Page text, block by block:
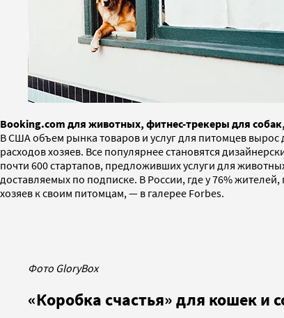
Booking.com для животных, фитнес-трекеры для
В США объем рынка товаров и услуг для питомцев
расходов хозяев. Все популярнее становятся
почти 600 стартапов, предложивших услуги для
доставляемых по подписке. В России, где у 76%
хозяев к своим питомцам, — в галерее Forbes.
Фото GloryBox
«Коробка счастья» для кошек и